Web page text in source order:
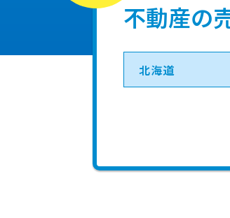
不動産の